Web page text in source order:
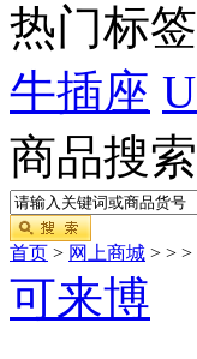
热门标
牛插座
商品搜
首页 > 网上商城 > > >
可来博